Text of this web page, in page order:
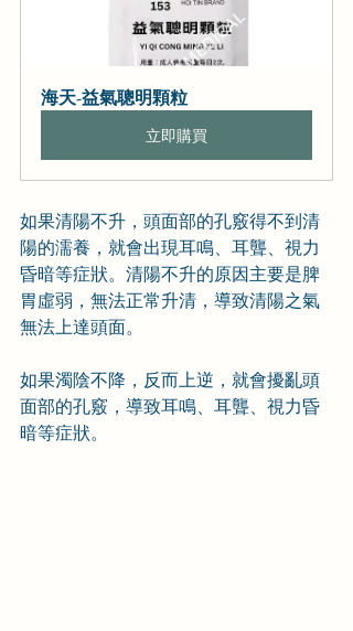
海天-益氣聰明顆粒
立即購買
如果清陽不升，頭面部的孔竅得不到清
陽的濡養，就會出現耳鳴、耳聾、視力
昏暗等症狀。清陽不升的原因主要是脾
胃虛弱，無法正常升清，導致清陽之氣
無法上達頭面。
如果濁陰不降，反而上逆，就會擾亂頭
面部的孔竅，導致耳鳴、耳聾、視力昏
暗等症狀。